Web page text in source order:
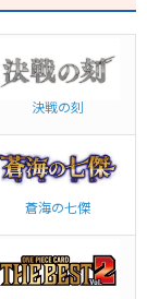
決戦の刻
蒼海の七傑